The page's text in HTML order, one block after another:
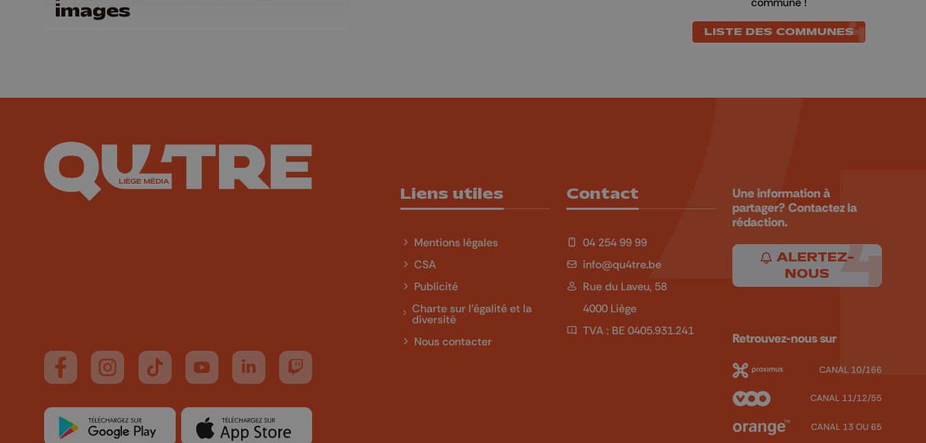
images
LISTE DES COMMUNES
Suivez-nous sur FaceBook
Suivez-nous sur Instagram
Suivez-nous sur TikTok
Suivez-nous sur YouTube
Suivez-nous sur LinkedIn
Suivez-nous sur Twitch
Liens utiles
Mentions légales
CSA
Publicité
Charte sur l'égalité et la
diversité
Nous contacter
Contact
04 254 99 99
info@qu4tre.be
Rue du Laveu, 58
4000 Liège
TVA : BE 0405.931.241
Une information à
partager? Contactez la
rédaction.
ALERTEZ-
NOUS
Retrouvez-nous sur
CANAL 10/166
CANAL 11/12/55
CANAL 13 OU 65